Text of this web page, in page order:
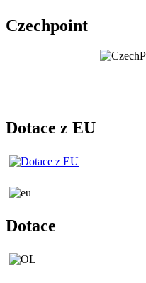
Czechpoint
Dotace z EU
Dotace